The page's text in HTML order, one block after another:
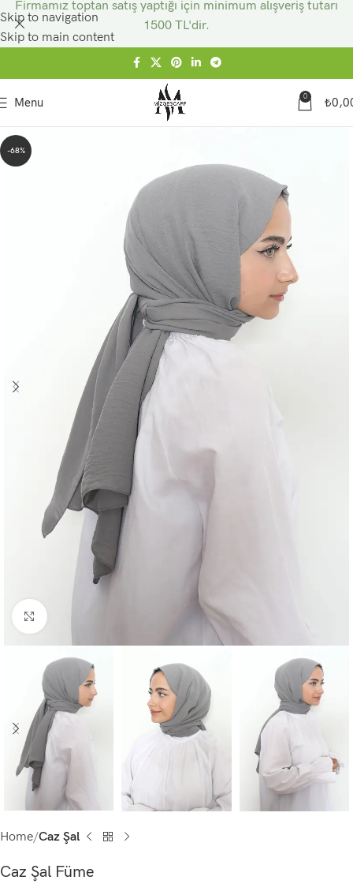
Skip to navigation
Skip to main content
Menu 0 ₺
-68%
Click to enlarge
Home Caz Şal
Caz Şal Füme
Firmamız toptan satış yaptığı için minimum alışveriş tutarı
1500 TL'dir.